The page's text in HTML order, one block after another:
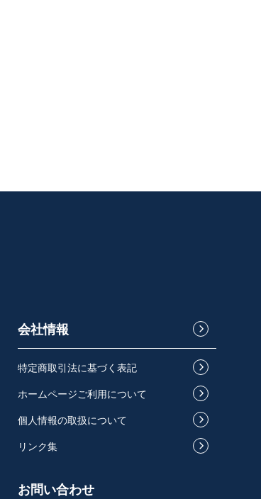
会社情報
特定商取引法に基づく表記
ホームページご利用について
個人情報の取扱について
リンク集
お問い合わせ